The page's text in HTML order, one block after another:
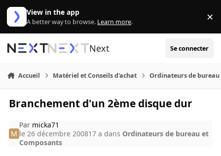
Aller au contenu
View in the app
A better way to browse. Learn more. ×
Next Se connecter
Accueil Matériel et Conseils d'achat Ordinateurs de bureau
Branchement d'un 2ème disque dur
Par micka71
le 26 décembre 200817 a dans Ordinateurs de bureau et
Composants